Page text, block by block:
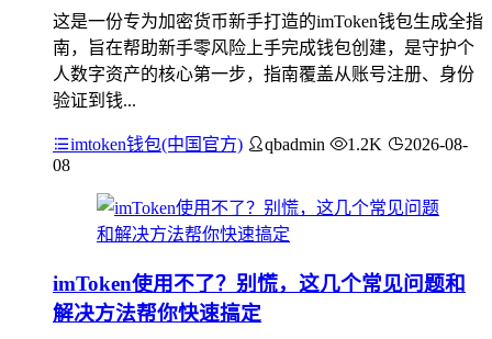
这是一份专为加密货币新手打造的imToken钱包生成全指
南，旨在帮助新手零风险上手完成钱包创建，是守护个
人数字资产的核心第一步，指南覆盖从账号注册、身份
验证到钱...
imtoken钱包(中国官方) qbadmin 1.2K
2026-08-
08
imToken使用不了？别慌，这几个常见问题和
解决方法帮你快速搞定